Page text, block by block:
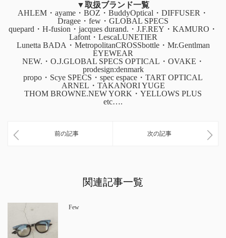
▼取扱ブランド一覧
AHLEM・ayame・BOZ・BuddyOptical・DIFFUSER・
Dragee・few・GLOBAL SPECS
quepard・H-fusion・jacques durand.・J.F.REY・KAMURO・
Lafont・LescaLUNETIER
Lunetta BADA・MetropolitanCROSSbottle・Mr.Gentlman
EYEWEAR
NEW.・O.J.GLOBAL SPECS OPTICAL・OVAKE・
prodesign:denmark
propo・Scye SPECS・spec espace・TART OPTICAL
ARNEL・TAKANORI YUGE
THOM BROWNE.NEW YORK・YELLOWS PLUS
etc….
前の記事 次の記事
関連記事一覧
Few